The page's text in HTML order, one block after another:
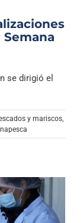
se dirigió el
y mariscos,